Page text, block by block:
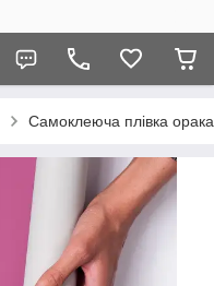
Самоклеюча плівка